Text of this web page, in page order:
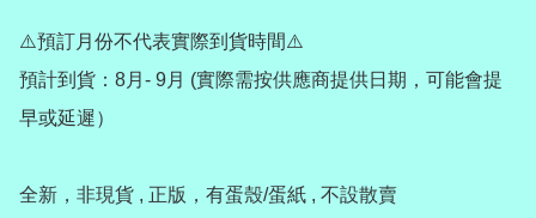
⚠️預訂月份不代表實際到貨時間⚠️
預計到貨：8月- 9月 (實際需按供應商提供日期，可能會提
早或延遲）
全新，非現貨 , 正版，有蛋殼/蛋紙 , 不設散賣